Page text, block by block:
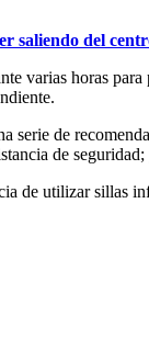
saliendo del
varias horas
serie de
de
de utilizar sillas